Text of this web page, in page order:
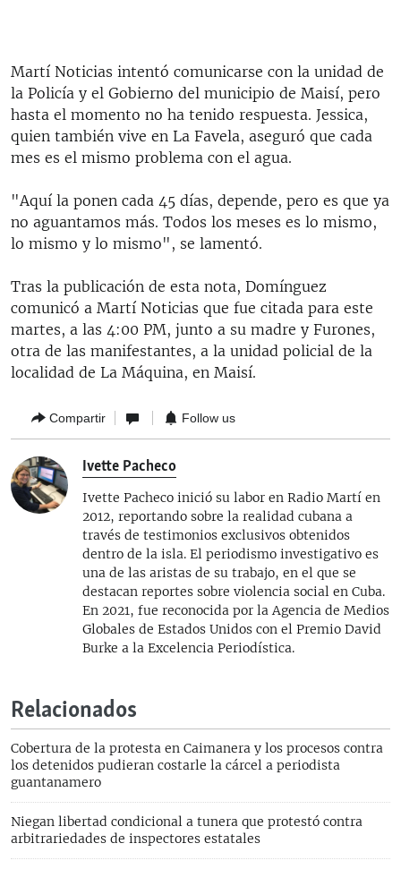
Martí Noticias intentó comunicarse con la unidad de
la Policía y el Gobierno del municipio de Maisí, pero
hasta el momento no ha tenido respuesta. Jessica,
quien también vive en La Favela, aseguró que cada
mes es el mismo problema con el agua.
"Aquí la ponen cada 45 días, depende, pero es que ya
no aguantamos más. Todos los meses es lo mismo,
lo mismo y lo mismo", se lamentó.
Tras la publicación de esta nota, Domínguez
comunicó a Martí Noticias que fue citada para este
martes, a las 4:00 PM, junto a su madre y Furones,
otra de las manifestantes, a la unidad policial de la
localidad de La Máquina, en Maisí.
Compartir Follow us
Ivette Pacheco
Ivette Pacheco inició su labor en Radio Martí en
2012, reportando sobre la realidad cubana a
través de testimonios exclusivos obtenidos
dentro de la isla. El periodismo investigativo es
una de las aristas de su trabajo, en el que se
destacan reportes sobre violencia social en Cuba.
En 2021, fue reconocida por la Agencia de Medios
Globales de Estados Unidos con el Premio David
Burke a la Excelencia Periodística.
Relacionados
Cobertura de la protesta en Caimanera y los procesos contra
los detenidos pudieran costarle la cárcel a periodista
guantanamero
Niegan libertad condicional a tunera que protestó contra
arbitrariedades de inspectores estatales